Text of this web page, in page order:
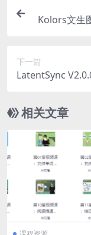
Kolors文生
下一篇
LatentSync
相关文章